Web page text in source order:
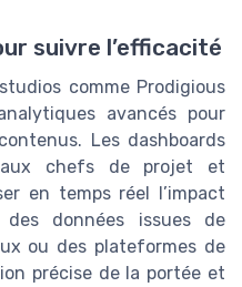
suivre l’efficacité
comme Prodigious
avancés pour
Les dashboards
aux chefs de projet et
en temps réel l’impact
des données issues de
ou des plateformes de
précise de la portée et